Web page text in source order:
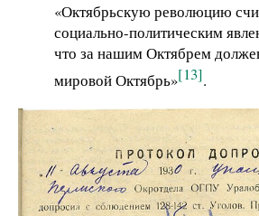
«Октябрьскую революцию
социально-политическим
что за нашим Октябрем
мировой Октябрь»[13].